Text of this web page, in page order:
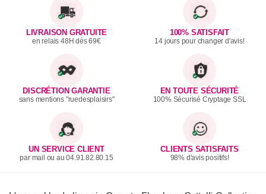
LIVRAISON GRATUITE
en relais 48H dès 69€
100% SATISFAIT
14 jours pour changer d'avis!
DISCRÉTION GARANTIE
sans mentions "ruedesplaisirs"
EN TOUTE SÉCURITÉ
100% Sécurisé Cryptage SSL
UN SERVICE CLIENT
par mail ou au 04.91.82.80.15
CLIENTS SATISFAITS
98% d'avis positifs!